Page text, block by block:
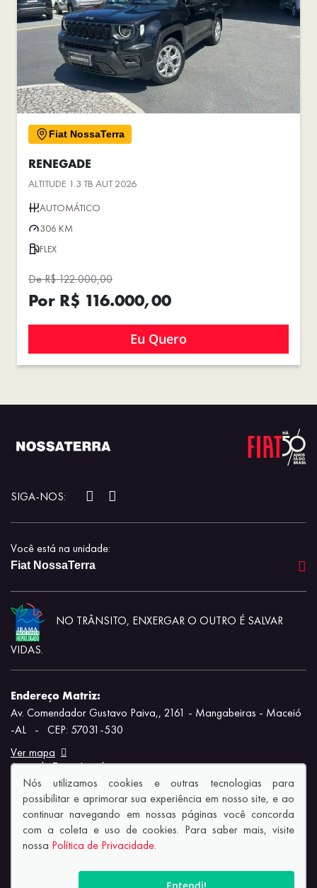
Fiat NossaTerra
RENEGADE
ALTITUDE 1.3 TB AUT 2026
AUTOMÁTICO
306 KM
FLEX
De R$ 122.000,00
Por R$ 116.000,00
Eu Quero
SIGA-NOS:
Você está na unidade:
Fiat NossaTerra
NO TRÂNSITO, ENXERGAR O OUTRO É SALVAR
VIDAS.
Endereço Matriz:
Av. Comendador Gustavo Paiva,, 2161 - Mangabeiras - Maceió
-AL
-
CEP: 57031-530
Ver mapa
Aviso de Texto Legal
AutoForce - Todos os direitos reservados.Política de privacidade.
Nós utilizamos cookies e outras tecnologias para
possibilitar e aprimorar sua experiência em nosso site, e ao
continuar navegando em nossas páginas você concorda
com a coleta e uso de cookies. Para saber mais, visite
nossa Política de Privacidade.